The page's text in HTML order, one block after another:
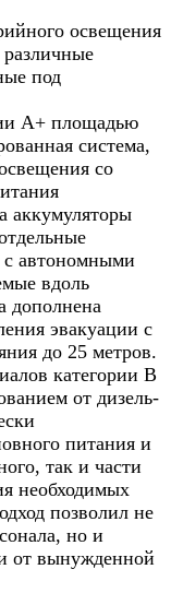
освещения
различные
под
A+ площадью
система,
со
аккумуляторы
с автономными
вдоль
дополнена
эвакуации с
до 25 метров.
категории В
от дизель-
питания и
так и части
необходимых
позволил не
но и
от вынужденной